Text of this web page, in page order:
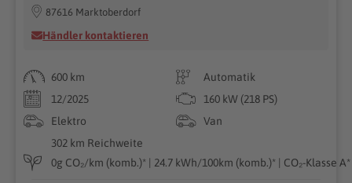
87616 Marktoberdorf
Händler kontaktieren
600 km
Automatik
12/2025
160 kW (218 PS)
Elektro
Van
302 km Reichweite
0g CO₂/km (komb.)* | 24.7 kWh/100km (komb.)* | CO₂-Klasse A*